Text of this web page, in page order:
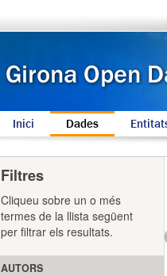
Inici Dades
Filtres
Cliqueu sobre un o més
termes de la llista següent
per filtrar els resultats.
AUTORS